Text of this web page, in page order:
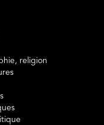
religion